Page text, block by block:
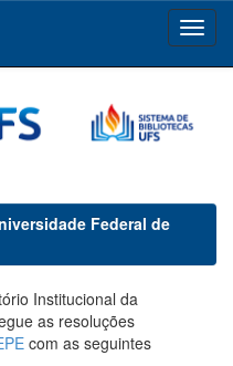
Federal de
Institucional da
as resoluções
com as seguintes